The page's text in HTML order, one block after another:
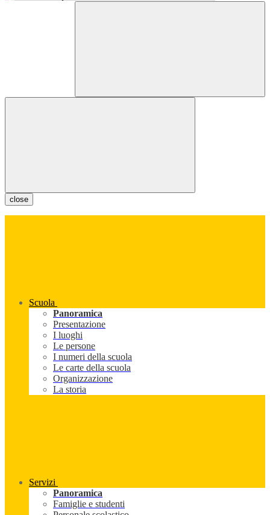
close
Scuola
Panoramica
Presentazione
I luoghi
Le persone
I numeri della scuola
Le carte della scuola
Organizzazione
La storia
Servizi
Panoramica
Famiglie e studenti